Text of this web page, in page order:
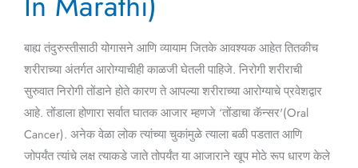
बाह्य तंदुरुस्तीसाठी योगासने आणि व्यायाम जितके आवश्यक आहेत तितकीच
शरीराच्या अंतर्गत आरोग्याचीही काळजी घेतली पाहिजे. निरोगी शरीराची
सुरुवात निरोगी तोंडाने होते कारण ते आपल्या शरीराच्या आरोग्याचे प्रवेशद्वार
आहे. तोंडाला होणारा सर्वात घातक आजार म्हणजे ‘तोंडाचा कॅन्सर'(Oral
Cancer). अनेक वेळा लोक त्यांच्या चुकांमुळे त्याला बळी पडतात आणि
जोपर्यंत त्यांचे लक्ष त्याकडे जाते तोपर्यंत या आजाराने खूप मोठे रूप धारण केले
(Oral
Treatment
In
Marathi)